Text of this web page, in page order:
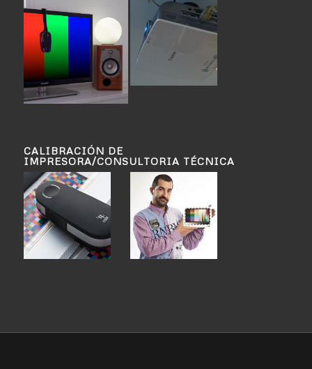
CALIBRACIÓN DE
IMPRESORA/CONSULTORIA TÉCNICA